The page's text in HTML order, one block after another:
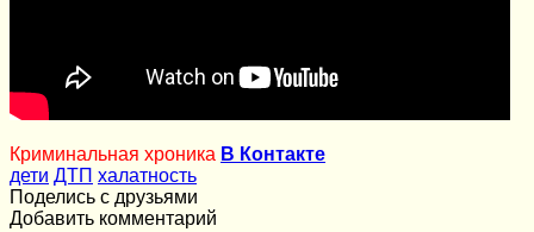
Криминальная хроника В Контакте
дети ДТП халатность
Поделись с друзьями
Добавить комментарий